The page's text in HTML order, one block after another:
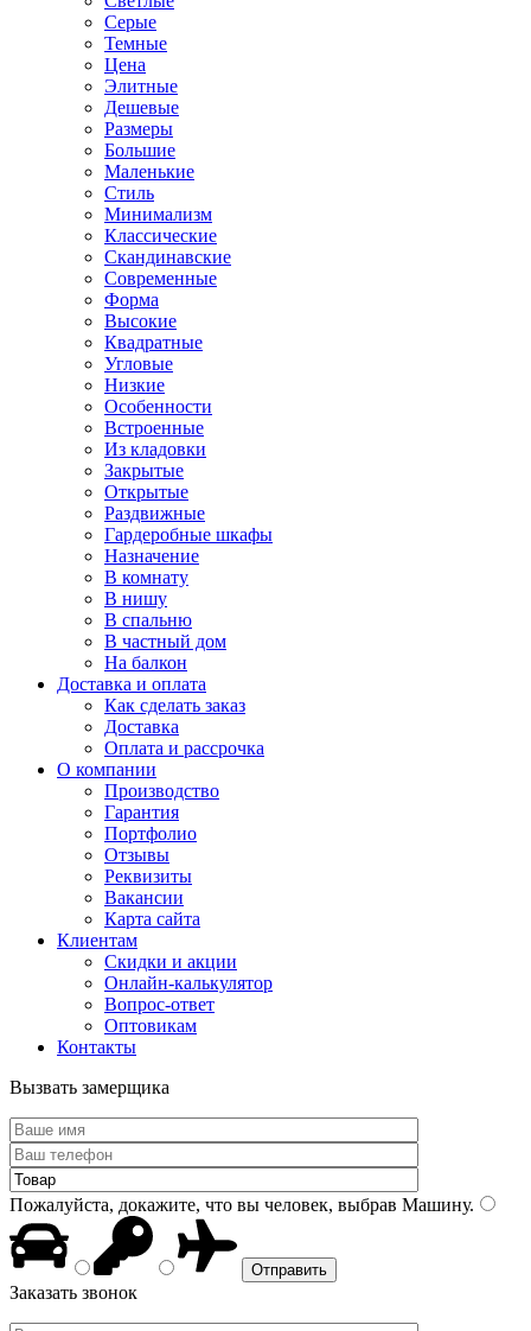
Серые
Темные
Цена
Элитные
Дешевые
Размеры
Большие
Маленькие
Стиль
Минимализм
Классические
Скандинавские
Современные
Форма
Высокие
Квадратные
Угловые
Низкие
Особенности
Встроенные
Из кладовки
Закрытые
Открытые
Раздвижные
Гардеробные шкафы
Назначение
В комнату
В нишу
В спальню
В частный дом
На балкон
Доставка и оплата
Как сделать заказ
Доставка
Оплата и рассрочка
О компании
Производство
Гарантия
Портфолио
Отзывы
Реквизиты
Вакансии
Карта сайта
Клиентам
Скидки и акции
Онлайн-калькулятор
Вопрос-ответ
Оптовикам
Контакты
Вызвать замерщика
Пожалуйста, докажите, что вы человек, выбрав Машину.
Заказать звонок